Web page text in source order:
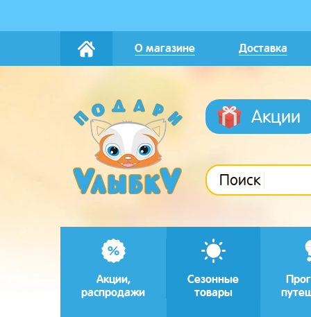
О магазине Доставка
Акции
Поиск
Акции,
распродажи
Сезонные
товары